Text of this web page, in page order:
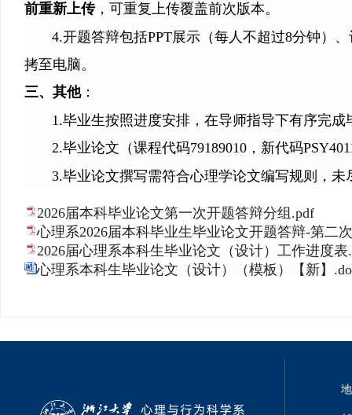
前重新上传，可重复上传覆盖前次版本。
4.开题答辩包括PPT展示（每人不超过8分钟）、
拷至电脑。
三、其他：
1.毕业生按照进度安排，在导师指导下有序完成
2.毕业论文（课程代码79189010，新代码
3.毕业论文撰写需符合心理学论文编写规则，未
2026届本科毕业论文第一次开题答辩分组.pdf
心理系2026届本科毕业生毕业论文开题答辩-第二
2026届心理系本科生毕业论文（设计）工作进度表
心理系本科生毕业论文（设计）（模板）【新】